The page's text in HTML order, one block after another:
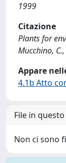
1999
Citazione
Plants for
Mucchino,
Appare
4.1b Atto
File in
Non ci sono